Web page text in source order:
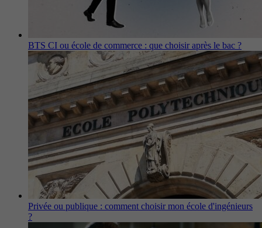
BTS CI ou école de commerce : que choisir après le bac ?
Privée ou publique : comment choisir mon école d'ingénieurs
?